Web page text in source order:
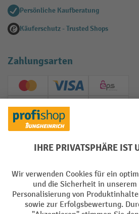
Persönliche Kaufberatung
Käuferschutz - Trusted Shops
Zahlungsarten
Creditcard (Master)Creditcard (Visa)
EPS
PayPal
Soziale Netzwerke